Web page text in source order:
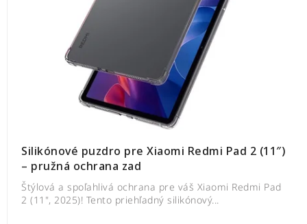
Silikónové puzdro pre Xiaomi Redmi Pad 2 (11″)
– pružná ochrana zad
Štýlová a spoľahlivá ochrana pre váš Xiaomi Redmi Pad
2 (11", 2025)! Tento priehľadný silikónový...